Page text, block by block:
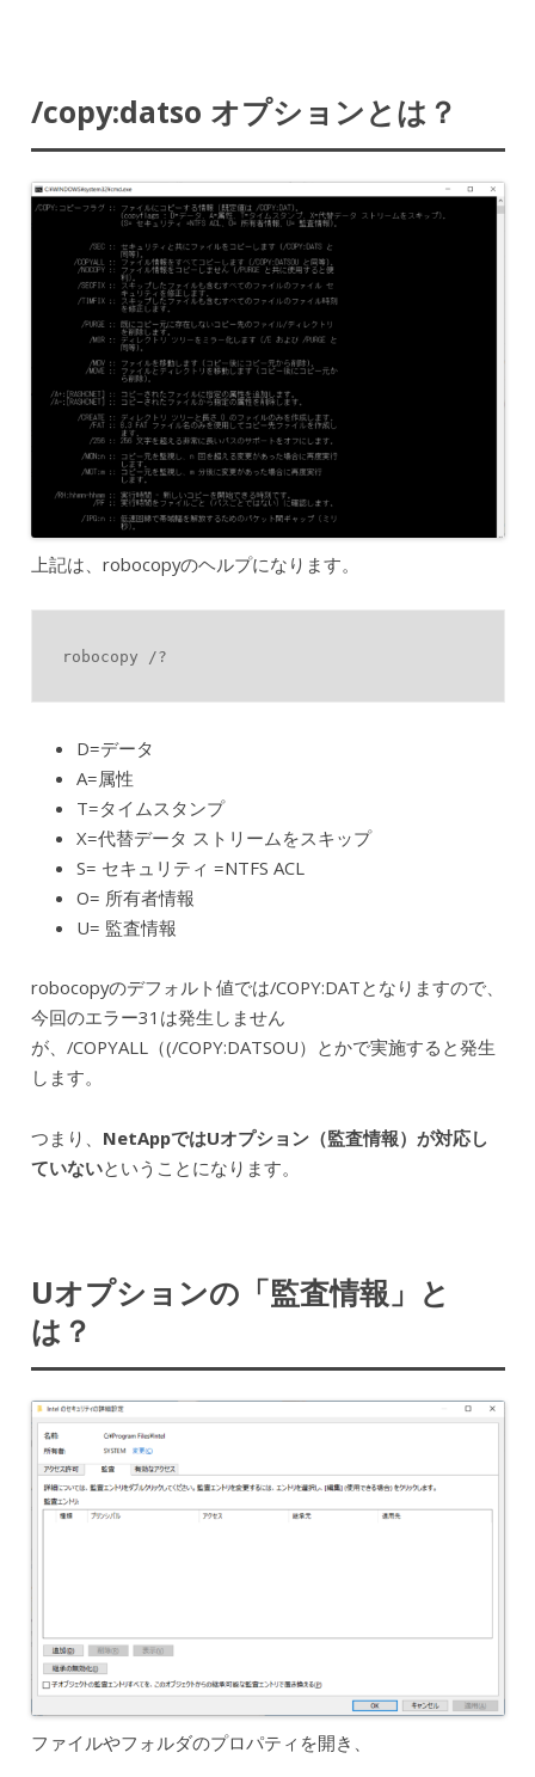
/copy:datso オプションとは？
上記は、robocopyのヘルプになります。
robocopy /?
D=データ
A=属性
T=タイムスタンプ
X=代替データ ストリームをスキップ
S= セキュリティ =NTFS ACL
O= 所有者情報
U= 監査情報
robocopyのデフォルト値では/COPY:DATとなりますので、
今回のエラー31は発生しません
が、/COPYALL（(/COPY:DATSOU）とかで実施すると発生
します。
つまり、 NetAppではUオプション（監査情報）が対応し
ていないということになります。
Uオプションの「監査情報」と
は？
ファイルやフォルダのプロパティを開き、